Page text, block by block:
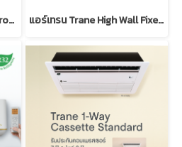
แอร์ฝังฝ้า รอบทิศทาง รุ่น AeroFlow Inverter | Trane Cassette แอร์เทรน Trane High Wall Fixed Speed แบบติดผนัง R32